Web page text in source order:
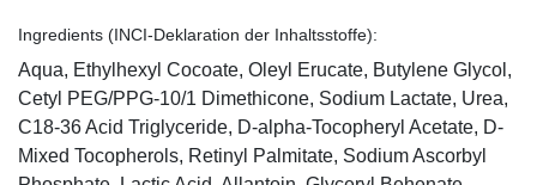
Ingredients (INCI-Deklaration der Inhaltsstoffe):
Aqua, Ethylhexyl Cocoate, Oleyl Erucate, Butylene Glycol,
Cetyl PEG/PPG-10/1 Dimethicone, Sodium Lactate, Urea,
C18-36 Acid Triglyceride, D-alpha-Tocopheryl Acetate, D-
Mixed Tocopherols, Retinyl Palmitate, Sodium Ascorbyl